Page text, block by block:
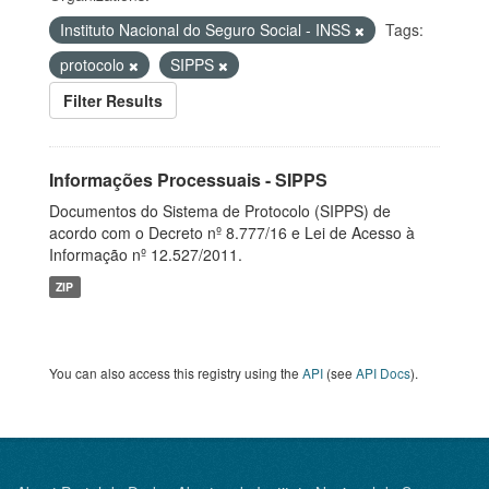
Instituto Nacional do Seguro Social - INSS
Tags:
protocolo
SIPPS
Filter Results
Informações Processuais - SIPPS
Documentos do Sistema de Protocolo (SIPPS) de
acordo com o Decreto nº 8.777/16 e Lei de Acesso à
Informação nº 12.527/2011.
ZIP
You can also access this registry using the API (see API Docs).